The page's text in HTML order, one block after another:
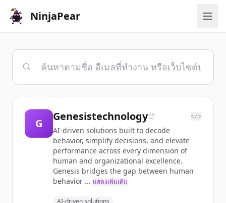
NinjaPear
G
Genesistechnology </>
AI-driven solutions built to decode
behavior, simplify decisions, and elevate
performance across every dimension of
human and organizational excellence.
Genesis bridges the gap between human
behavior ... แสดงเพิ่มเติม
AI-driven solutions